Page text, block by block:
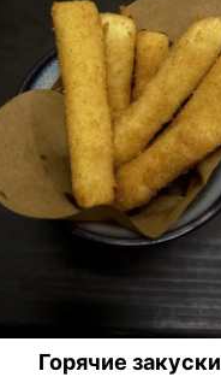
Горячие закуски